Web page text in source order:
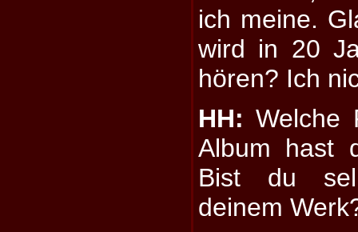
ich meine.
wird in 20
hören? Ich
HH: Welche
Album hast
Bist du
deinem